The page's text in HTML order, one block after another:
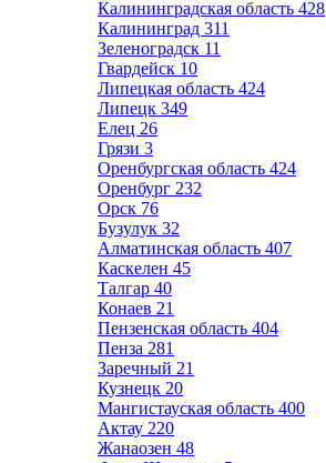
Калининградская область 428
Калининград 311
Зеленоградск 11
Гвардейск 10
Липецкая область 424
Липецк 349
Елец 26
Грязи 3
Оренбургская область 424
Оренбург 232
Орск 76
Бузулук 32
Алматинская область 407
Каскелен 45
Талгар 40
Конаев 21
Пензенская область 404
Пенза 281
Заречный 21
Кузнецк 20
Мангистауская область 400
Актау 220
Жанаозен 48